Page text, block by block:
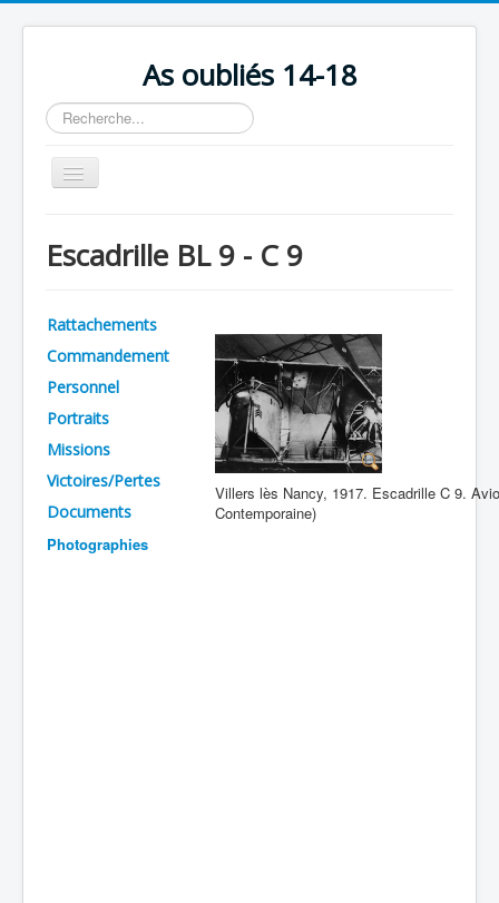
As oubliés 14-18
Rechercher
Basculer
la
Chronologie
Avions
Personnels
Formation
Doctrines
Escadrille BL 9 - C 9
Rattachements
Commandement
Personnel
Portraits
Missions
Victoires/Pertes
Documents
Photographies
Villers lès Nancy, 1917. Escadrille C 9.
Contemporaine)